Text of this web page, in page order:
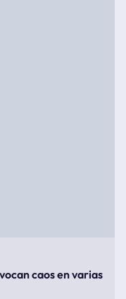
caos en varias